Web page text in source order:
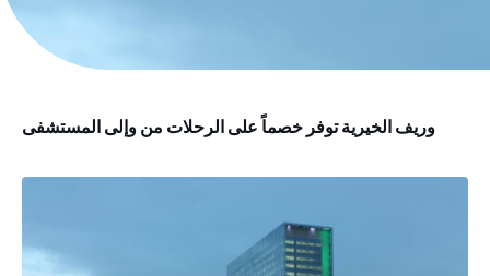
وريف الخيرية توفر خصماً على الرحلات من وإلى المستشفى